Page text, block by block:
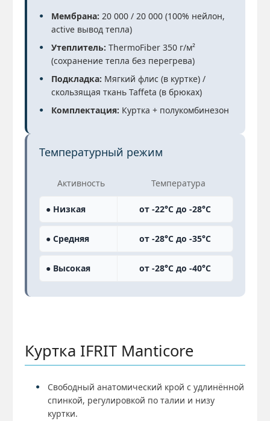
Мембрана: 20 000 / 20 000 (100% нейлон,
active вывод тепла)
Утеплитель: ThermoFiber 350 г/м²
(сохранение тепла без перегрева)
Подкладка: Мягкий флис (в куртке) /
скользящая ткань Taffeta (в брюках)
Комплектация: Куртка + полукомбинезон
Температурный режим
Активность Температура
● Низкая от -22°C до -28°C
● Средняя от -28°C до -35°C
● Высокая от -28°C до -40°C
Куртка IFRIT Manticore
Свободный анатомический крой с удлинённой
спинкой, регулировкой по талии и низу
куртки.